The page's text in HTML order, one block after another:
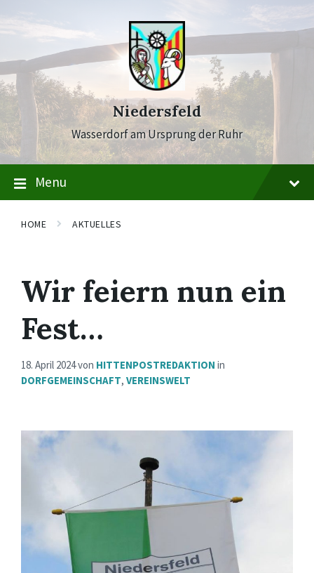
to
to
to
Niedersfeld
Wasserdorf am Ursprung der Ruhr
Menu
HOME AKTUELLES
Wir feiern nun ein
Fest…
18. April 2024von HITTENPOSTREDAKTION in
DORFGEMEINSCHAFT, VEREINSWELT